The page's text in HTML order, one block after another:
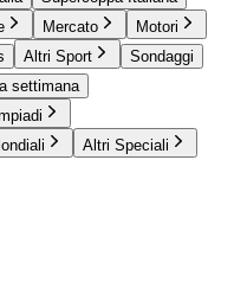
Mercato
Motori
Altri Sport
Sondaggi
settimana
Altri Speciali